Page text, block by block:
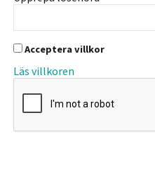
Acceptera villkor
Läs villkoren